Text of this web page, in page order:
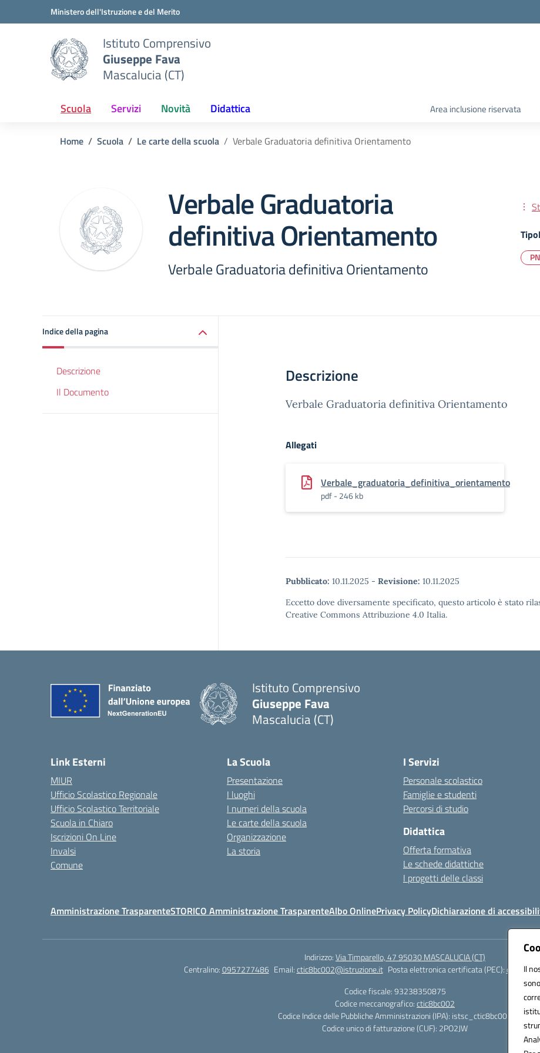
Il
Vai ai contenuti
Vai al menu di navigazioneMinistero dell'Istruzione e del Merito
Istituto Comprensivo
Giuseppe Fava
Mascalucia (CT)
Scuola Servizi Novità Didattica Area inclusione riservata
Home Scuola Le carte della scuola Verbale Graduatoria definitiva Orientamento
Verbale Graduatoria
definitiva Orientamento
Verbale Graduatoria definitiva Orientamento
Indice della pagina
Descrizione
Il Documento
Descrizione
Verbale Graduatoria definitiva Orientamento
Allegati
Verbale_graduatoria_definitiva_orientamento
pdf - 246 kb
Pubblicato: 10.11.2025 - Revisione: 10.11.2025
Eccetto dove diversamente specificato, questo articolo è stato
Creative Commons Attribuzione 4.0 Italia.
Istituto Comprensivo
Giuseppe Fava
Mascalucia (CT)
Link Esterni
MIUR
Ufficio Scolastico Regionale
Ufficio Scolastico Territoriale
Scuola in Chiaro
Iscrizioni On Line
Invalsi
Comune
La Scuola
Presentazione
I luoghi
I numeri della scuola
Le carte della scuola
Organizzazione
La storia
I Servizi
Personale scolastico
Famiglie e studenti
Percorsi di studio
Didattica
Offerta formativa
Le schede didattiche
I progetti delle classi
Amministrazione TrasparenteSTORICO Amministrazione TrasparenteAlbo OnlinePrivacy PolicyDichiarazione di
Indirizzo:Via Timparello, 47 95030 MASCALUCIA (CT)
Centralino:0957277486 Email:ctic8bc002@istruzione.it Posta elettronica certificata (PEC):
Codice fiscale: 93238350875
Codice meccanografico:ctic8bc002
Codice Indice delle Pubbliche Amministrazioni (IPA): istsc_ctic8bc002
Codice unico di fatturazione (CUF): 2PO2JW